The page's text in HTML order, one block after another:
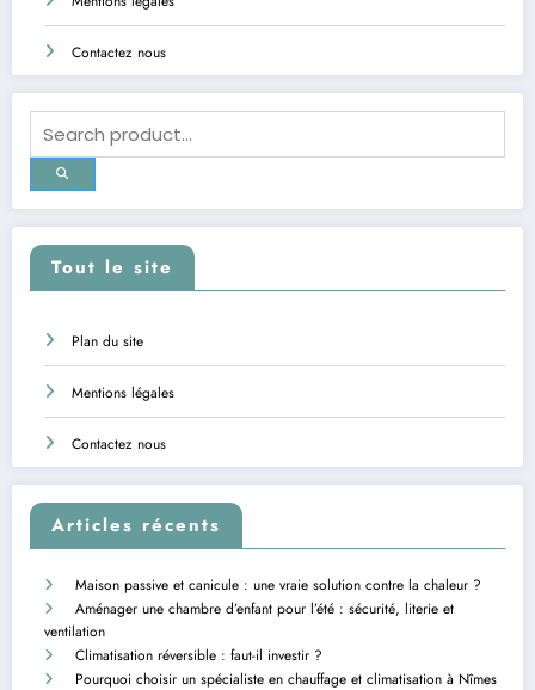
Contactez nous
Tout le site
Plan du site
Mentions légales
Contactez nous
Articles récents
Maison passive et canicule : une vraie solution contre la chaleur ?
Aménager une chambre d’enfant pour l’été : sécurité, literie et
ventilation
Climatisation réversible : faut-il investir ?
Pourquoi choisir un spécialiste en chauffage et climatisation à Nîmes